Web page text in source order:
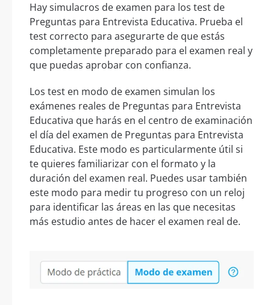
Hay simulacros de examen para los test de
Preguntas para Entrevista Educativa. Prueba el
test correcto para asegurarte de que estás
completamente preparado para el examen real y
que puedas aprobar con confianza.
Los test en modo de examen simulan los
exámenes reales de Preguntas para Entrevista
Educativa que harás en el centro de examinación
el día del examen de Preguntas para Entrevista
Educativa. Este modo es particularmente útil si
te quieres familiarizar con el formato y la
duración del examen real. Puedes usar también
este modo para medir tu progreso con un reloj
para identificar las áreas en las que necesitas
más estudio antes de hacer el examen real de.